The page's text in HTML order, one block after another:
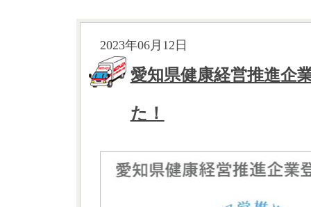
2023年06月12日
愛知県健康経営推進企
た！